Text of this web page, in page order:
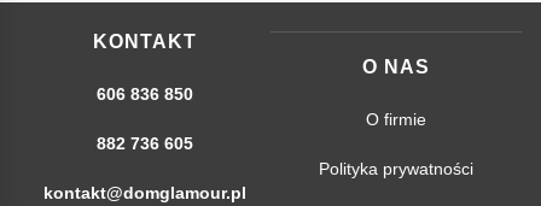
KONTAKT
606 836 850
882 736 605
kontakt@domglamour.pl
O NAS
O firmie
Polityka prywatności